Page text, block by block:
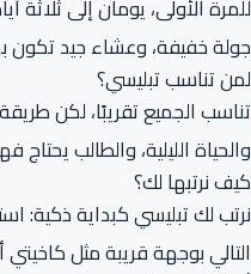
للمرة الأولى، يومان إلى ثلاثة
جولة خفيفة، وعشاء جيد تكون
لمن تناسب تبليسي؟
تناسب الجميع تقريبًا، لكن
والحياة الليلية، والطالب
كيف نرتبها لك؟
نرتب لك تبليسي كبداية ذكية:
التالي بوجهة قريبة مثل